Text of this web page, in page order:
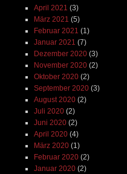
April 2021 (3)
März 2021 (5)
Februar 2021 (1)
Januar 2021 (7)
Dezember 2020(3)
November 2020(2)
Oktober 2020(2)
September 2020(3)
August 2020(2)
Juli 2020(2)
Juni 2020(2)
April 2020(4)
März 2020(1)
Februar 2020(2)
Januar 2020(2)